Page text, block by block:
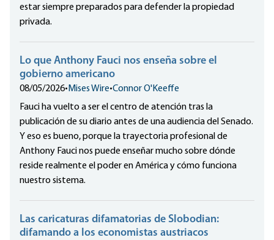
estar siempre preparados para defender la propiedad
privada.
Lo que Anthony Fauci nos enseña sobre el
gobierno americano
08/05/2026• Mises Wire•Connor O'Keeffe
Fauci ha vuelto a ser el centro de atención tras la
publicación de su diario antes de una audiencia del Senado.
Y eso es bueno, porque la trayectoria profesional de
Anthony Fauci nos puede enseñar mucho sobre dónde
reside realmente el poder en América y cómo funciona
nuestro sistema.
Las caricaturas difamatorias de Slobodian:
difamando a los economistas austriacos